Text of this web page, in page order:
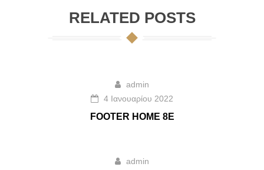
RELATED POSTS
admin
4 Ιανουαρίου 2022
FOOTER HOME 8E
admin